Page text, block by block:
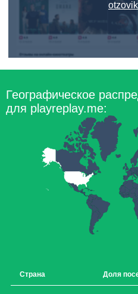
Географическое
для playreplay.me:
Страна Доля